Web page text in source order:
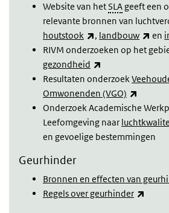
Website van hetSLAgeeft een
relevante bronnen van
houtstook
(link is external)
, landbouw en
RIVM onderzoeken op het
gezondheid
Resultaten onderzoek
Omwonenden (VGO)
Onderzoek Academische
Leefomgeving naar
en gevoelige bestemmingen
Geurhinder
Bronnen en effecten van
Regels over geurhinder